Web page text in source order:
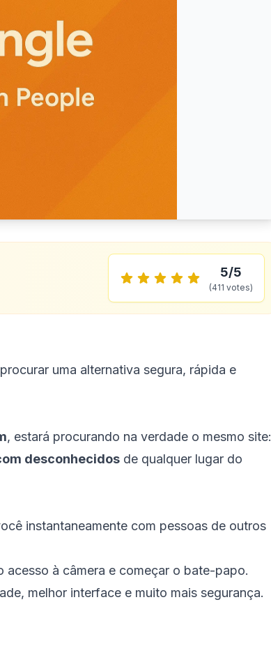
5/5
(411 votes)
uma alternativa segura, rápida e
, estará procurando na verdade o mesmo site:
desconhecidos de qualquer lugar do
instantaneamente com pessoas de outros
à câmera e começar o bate-papo.
melhor interface e muito mais segurança.